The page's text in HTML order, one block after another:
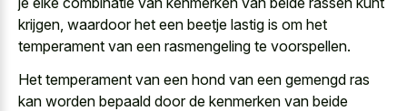
krijgen, waardoor het een beetje lastig is om het
temperament van een rasmengeling te voorspellen.
Het temperament van een hond van een gemengd ras
kan worden bepaald door de kenmerken van beide